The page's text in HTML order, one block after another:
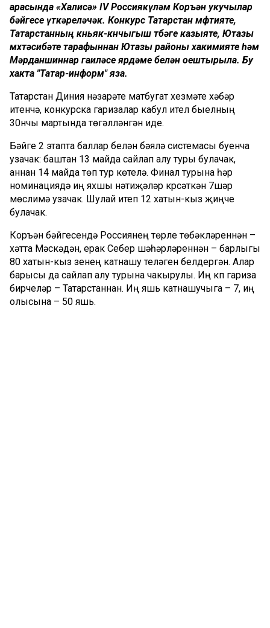
арасында «Халисә» IV Россиякүләм Коръән укучылар
бәйгесе үткәреләчәк. Конкурс Татарстан мөфтияте,
Татарстанның көньяк-көнчыгыш төбәге казыяте, Ютазы
мөхтәсибәте тарафыннан Ютазы районы хакимияте һәм
Мәрданшиннар гаиләсе ярдәме белән оештырыла. Бу
хакта "Татар-информ" яза.
Татарстан Диния нәзарәте матбугат хезмәте хәбәр
итүенчә, конкурска гаризалар кабул ителү быелның
30нчы мартында төгәлләнгән иде.
Бәйге 2 этапта баллар белән бәяләү системасы буенча
узачак: баштан 13 майда сайлап алу туры булачак,
аннан 14 майда төп тур көтелә. Финал турына һәр
номинациядә иң яхшы нәтиҗәләр күрсәткән 7шәр
мөслимә узачак. Шулай итеп 12 хатын-кыз җиңүче
булачак.
Коръән бәйгесендә Россиянең төрле төбәкләреннән –
хәтта Мәскәүдән, ерак Себер шәһәрләреннән – барлыгы
80 хатын-кыз үзенең катнашу теләген белдергән. Алар
барысы да сайлап алу турына чакырулы. Иң күп гариза
бирүчеләр – Татарстаннан. Иң яшь катнашучыга – 7, иң
олысына – 50 яшь.